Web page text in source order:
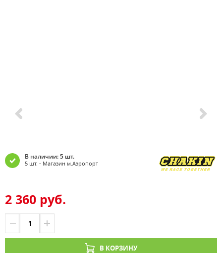
В наличии: 5 шт.
5 шт. - Магазин м.Аэропорт
2 360 руб.
В КОРЗИНУ